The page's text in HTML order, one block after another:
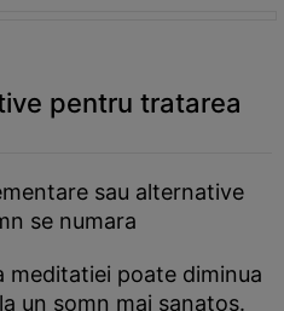
pentru tratarea
sau alternative
se numara
meditatiei poate diminua
un somn mai sanatos.